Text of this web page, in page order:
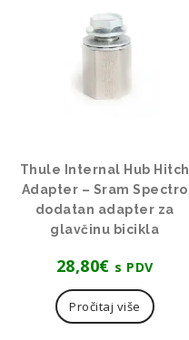
Thule Internal Hub Hitch
Adapter – Sram Spectro
dodatan adapter za
glavčinu bicikla
28,80€ s PDV
Pročitaj više